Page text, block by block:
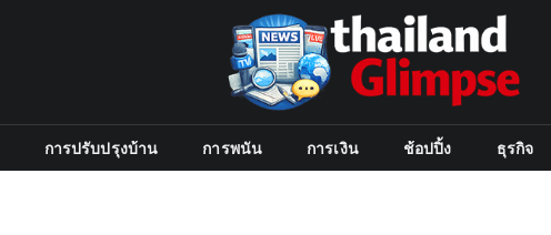
การปรับปรุงบ้าน การพนัน การเงิน ช้อปปิ้ง ธุรกิจ